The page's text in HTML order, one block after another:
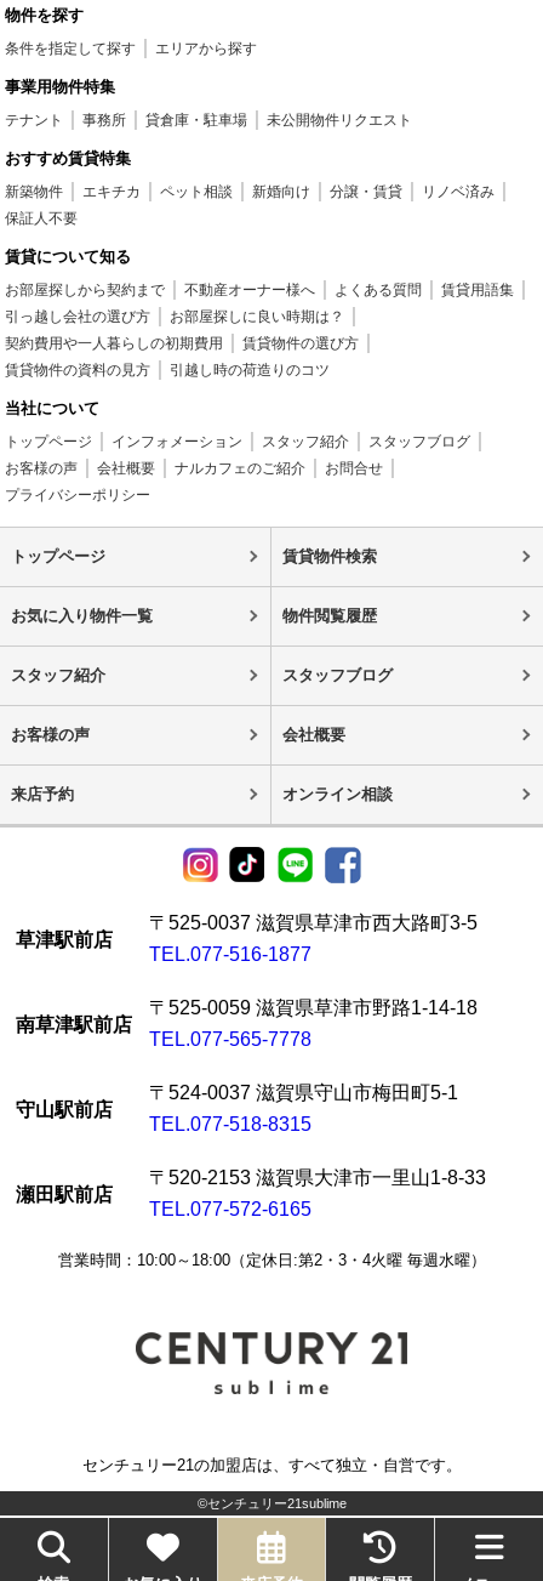
物件を探す
条件を指定して探す エリアから探す
事業用物件特集
テナント 事務所 貸倉庫・駐車場 未公開物件リクエスト
おすすめ賃貸特集
新築物件 エキチカ ペット相談 新婚向け 分譲・賃貸
リノベ済み
保証人不要
賃貸について知る
お部屋探しから契約まで 不動産オーナー様へ よくある質問
賃貸用語集
引っ越し会社の選び方
お部屋探しに良い時期は？
契約費用や一人暮らしの初期費用
賃貸物件の選び方
賃貸物件の資料の見方
引越し時の荷造りのコツ
当社について
トップページ インフォメーション スタッフ紹介
スタッフブログ
お客様の声
会社概要 ナルカフェのご紹介
お問合せ
プライバシーポリシー
トップページ 賃貸物件検索
お気に入り物件一覧 物件閲覧履歴
スタッフ紹介 スタッフブログ
お客様の声 会社概要
来店予約 オンライン相談
草津駅前店
〒525-0037 滋賀県草津市西大路町3-5
TEL.077-516-1877
南草津駅前店
〒525-0059 滋賀県草津市野路1-14-18
TEL.077-565-7778
守山駅前店
〒524-0037 滋賀県守山市梅田町5-1
TEL.077-518-8315
瀬田駅前店
〒520-2153 滋賀県大津市一里山1-8-33
TEL.077-572-6165
営業時間：10:00～18:00（定休日:第2・3・4火曜 毎週水曜）
センチュリー21の加盟店は、すべて独立・自営です。
©センチュリー21sublime